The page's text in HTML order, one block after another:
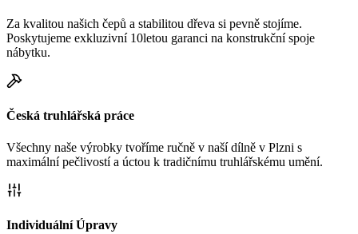
Za kvalitou našich čepů a stabilitou dřeva si pevně stojíme.
Poskytujeme exkluzivní 10letou garanci na konstrukční spoje
nábytku.
Česká truhlářská práce
Všechny naše výrobky tvoříme ručně v naší dílně v Plzni s
maximální pečlivostí a úctou k tradičnímu truhlářskému umění.
Individuální Úpravy